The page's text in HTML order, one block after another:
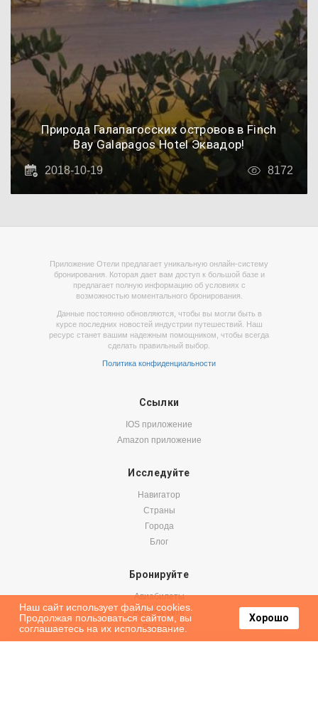
Природа Галапагосских островов в Finch
Bay Galapagos Hotel Эквадор!
2018-10-19 8172
Приложение Отели предлагает уникальную онлайн-систему
бронирования. Которая дает вам доступ к большой базе и
предлагает полную информацию об условиях с
возможностью моментального бронирования.
Данные постоянно обновляются, чтобы вы могли быть в
курсе последних новостей индустрии путешествий. Наш
ресурс станет вашим надежным помощником, чтобы всегда
сделать правильный выбор.
Политика конфиденциальности
Ссылки
IOS приложение
Amazon приложение
Исследуйте
Навигатор
Страны
Города
Блог
Бронируйте
Авиабилеты
Аренда авто
Паромы
Наш сайт использует файлы cookies.
Продолжая пользоваться сайтом, вы
соглашаетесь на их использование.
Хорошо